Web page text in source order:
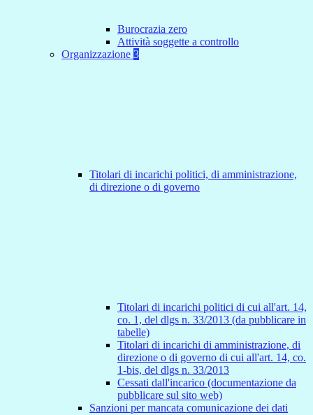
Burocrazia zero
Attività soggette a controllo
Organizzazione 3
Titolari di incarichi politici, di amministrazione,
di direzione o di governo
Titolari di incarichi politici di cui all'art. 14,
co. 1, del dlgs n. 33/2013 (da pubblicare in
tabelle)
Titolari di incarichi di amministrazione, di
direzione o di governo di cui all'art. 14, co.
1-bis, del dlgs n. 33/2013
Cessati dall'incarico (documentazione da
pubblicare sul sito web)
Sanzioni per mancata comunicazione dei dati